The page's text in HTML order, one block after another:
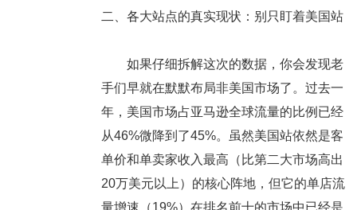
二、各大站点的真实现状：别只盯着美国站
如果仔细拆解这次的数据，你会发现老
手们早就在默默布局非美国市场了。过去一
年， 美国市场占亚马逊全球流量的比例已经
从46%微降到了45%。虽然美国站依然是客
单价和单卖家收入最高（比第二大市场高出
20万美元以上）的核心阵地，但它的单店流